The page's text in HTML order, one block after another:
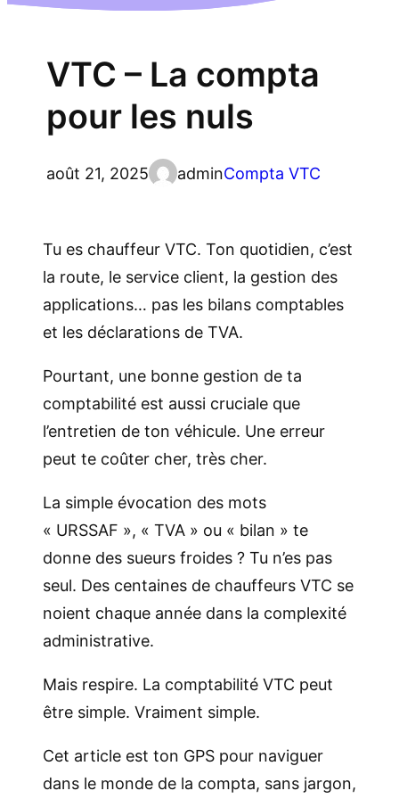
VTC – La compta
pour les nuls
août 21, 2025 adminCompta VTC
Tu es chauffeur VTC. Ton quotidien, c’est
la route, le service client, la gestion des
applications… pas les bilans comptables
et les déclarations de TVA.
Pourtant, une bonne gestion de ta
comptabilité est aussi cruciale que
l’entretien de ton véhicule. Une erreur
peut te coûter cher, très cher.
La simple évocation des mots
« URSSAF », « TVA » ou « bilan » te
donne des sueurs froides ? Tu n’es pas
seul. Des centaines de chauffeurs VTC se
noient chaque année dans la complexité
administrative.
Mais respire. La comptabilité VTC peut
être simple. Vraiment simple.
Cet article est ton GPS pour naviguer
dans le monde de la compta, sans jargon,